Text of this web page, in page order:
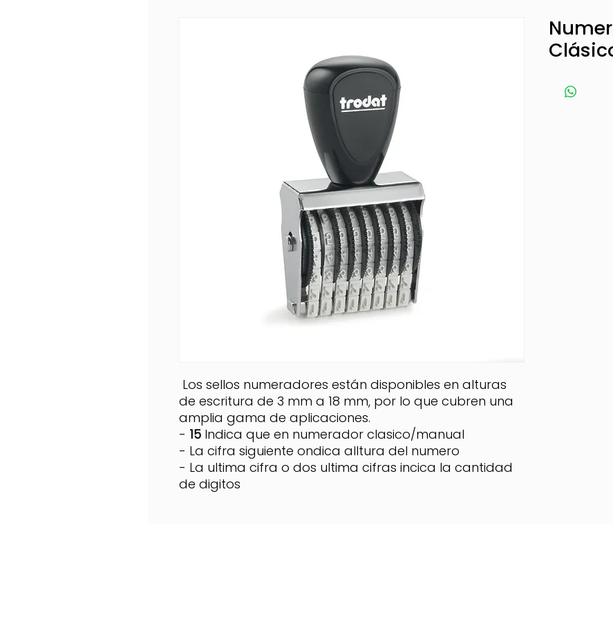
Los sellos numeradores están disponibles en alturas
de escritura de 3 mm a 18 mm, por lo que cubren una
amplia gama de aplicaciones.
- 15 Indica que en numerador clasico/manual
- La cifra siguiente ondica alltura del numero
- La ultima cifra o dos ultima cifras incica la cantidad
de digitos